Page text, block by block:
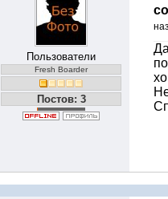
Пользователи
Fresh Boarder
Постов: 3